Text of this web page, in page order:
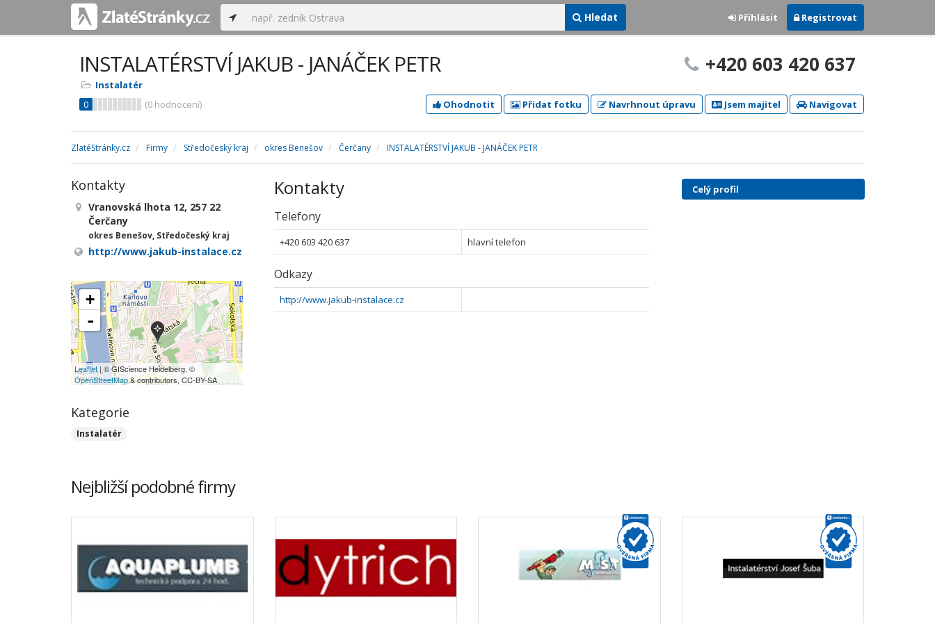
Hledat Přihlásit Registrovat
INSTALATÉRSTVÍ JAKUB - JANÁČEK PETR
Instalatér
0
(0 hodnocení)
+420 603 420 637
Ohodnotit Přidat fotku Navrhnout úpravu Jsem majitel Navigovat
ZlatéStránky.cz Firmy Středočeský kraj okres Benešov Čerčany INSTALATÉRSTVÍ JAKUB - JANÁČEK PETR
Kontakty
Telefony
+420 603 420 637 hlavní telefon
Odkazy
http://www.jakub-instalace.cz
Kontakty
Vranovská lhota 12, 257 22
Čerčany
okres Benešov, Středočeský kraj
http://www.jakub-instalace.cz
+
-
Leaflet| © GIScience Heidelberg, ©
OpenStreetMap& contributors, CC-BY-SA
Kategorie
Instalatér
Celý profil
Nejbližší podobné firmy